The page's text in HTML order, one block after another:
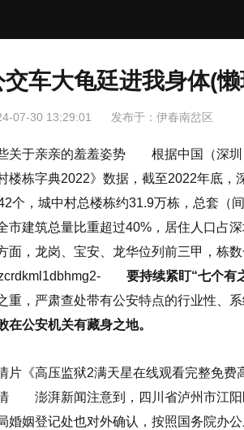
交车大龟廷进我身体(
07-30 13:29:01 发布于： 伊春南岔区
关于亲亲的羞羞姿势 根据中国（深圳
楼栋字典2022》数据，截至2022年底，
个，城中村总楼栋约31.9万栋，总套（
市建筑总量比重超过40%，居住人口占
面，龙岗、宝安、龙华位列前三甲，栋
要持续紧盯“七个有
重，严肃查处带有公安特点的行业性、
在公安机关有藏身之地。
片《高压监狱2满天星在线观看完整免
澎湃新闻注意到，四川省泸州市江阳
婚姻登记处也对外确认，按照国务院办